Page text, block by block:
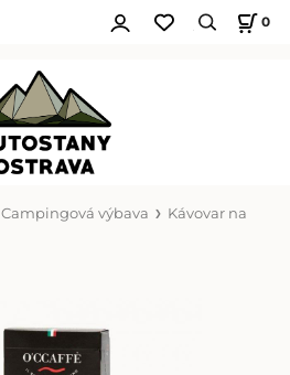
0
Campingová výbava
Kávovar na